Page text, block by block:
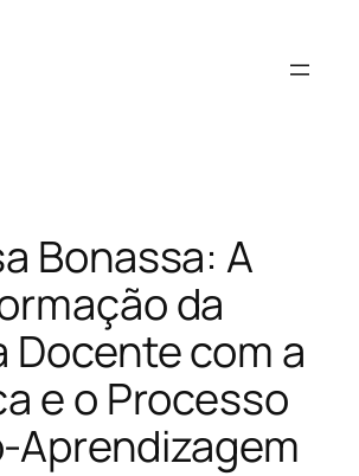
Bonassa: A
da
Docente com a
e o Processo
Aprendizagem